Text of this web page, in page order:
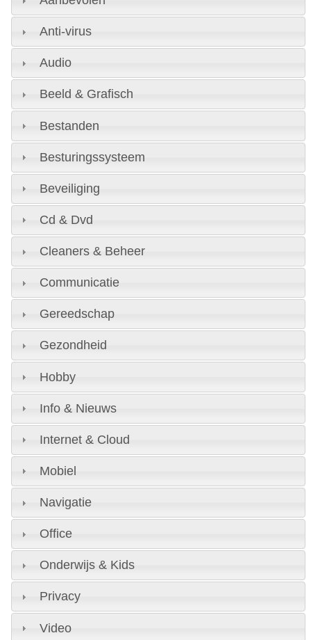
Anti-virus
Audio
Beeld & Grafisch
Bestanden
Besturingssysteem
Beveiliging
Cd & Dvd
Cleaners & Beheer
Communicatie
Gereedschap
Gezondheid
Hobby
Info & Nieuws
Internet & Cloud
Mobiel
Navigatie
Office
Onderwijs & Kids
Privacy
Video